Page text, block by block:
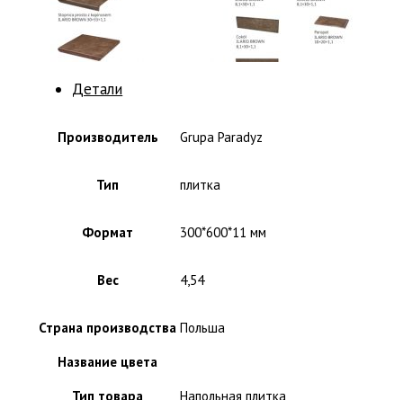
Детали
Производитель Grupa Paradyz
Тип плитка
Формат 300*600*11 мм
Вес 4,54
Страна производства Польша
Название цвета
Тип товара
Напольная плитка